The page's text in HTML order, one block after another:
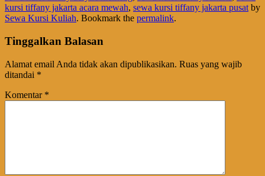
kursi tiffany jakarta acara mewah, sewa kursi tiffany jakarta pusat by
Sewa Kursi Kuliah. Bookmark the permalink.
Tinggalkan Balasan
Alamat email Anda tidak akan dipublikasikan. Ruas yang wajib
ditandai *
Komentar *